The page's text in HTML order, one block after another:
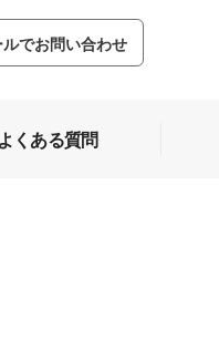
ルでお問い合わせ
よくある質問